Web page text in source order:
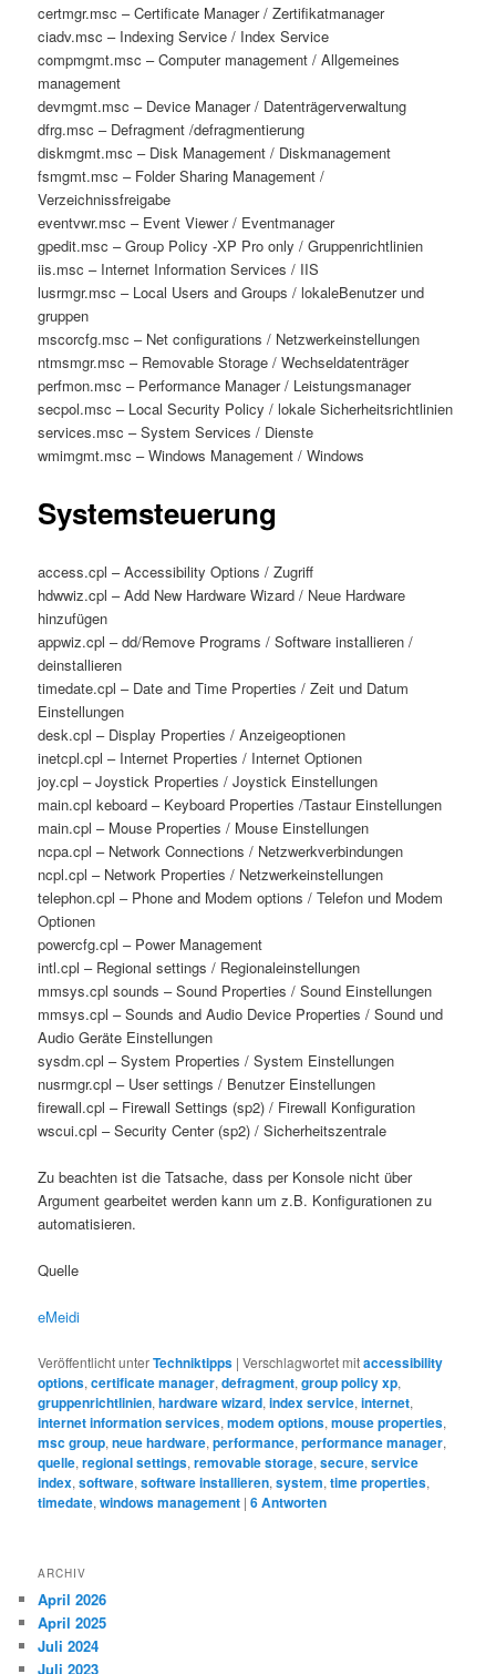
certmgr.msc – Certificate Manager / Zertifikatmanager
ciadv.msc – Indexing Service / Index Service
compmgmt.msc – Computer management / Allgemeines
management
devmgmt.msc – Device Manager / Datenträgerverwaltung
dfrg.msc – Defragment /defragmentierung
diskmgmt.msc – Disk Management / Diskmanagement
fsmgmt.msc – Folder Sharing Management /
Verzeichnissfreigabe
eventvwr.msc – Event Viewer / Eventmanager
gpedit.msc – Group Policy -XP Pro only / Gruppenrichtlinien
iis.msc – Internet Information Services / IIS
lusrmgr.msc – Local Users and Groups / lokaleBenutzer und
gruppen
mscorcfg.msc – Net configurations / Netzwerkeinstellungen
ntmsmgr.msc – Removable Storage / Wechseldatenträger
perfmon.msc – Performance Manager / Leistungsmanager
secpol.msc – Local Security Policy / lokale Sicherheitsrichtlinien
services.msc – System Services / Dienste
wmimgmt.msc – Windows Management / Windows
Systemsteuerung
access.cpl – Accessibility Options / Zugriff
hdwwiz.cpl – Add New Hardware Wizard / Neue Hardware
hinzufügen
appwiz.cpl – dd/Remove Programs / Software installieren /
deinstallieren
timedate.cpl – Date and Time Properties / Zeit und Datum
Einstellungen
desk.cpl – Display Properties / Anzeigeoptionen
inetcpl.cpl – Internet Properties / Internet Optionen
joy.cpl – Joystick Properties / Joystick Einstellungen
main.cpl keboard – Keyboard Properties /Tastaur Einstellungen
main.cpl – Mouse Properties / Mouse Einstellungen
ncpa.cpl – Network Connections / Netzwerkverbindungen
ncpl.cpl – Network Properties / Netzwerkeinstellungen
telephon.cpl – Phone and Modem options / Telefon und Modem
Optionen
powercfg.cpl – Power Management
intl.cpl – Regional settings / Regionaleinstellungen
mmsys.cpl sounds – Sound Properties / Sound Einstellungen
mmsys.cpl – Sounds and Audio Device Properties / Sound und
Audio Geräte Einstellungen
sysdm.cpl – System Properties / System Einstellungen
nusrmgr.cpl – User settings / Benutzer Einstellungen
firewall.cpl – Firewall Settings (sp2) / Firewall Konfiguration
wscui.cpl – Security Center (sp2) / Sicherheitszentrale
Zu beachten ist die Tatsache, dass per Konsole nicht über
Argument gearbeitet werden kann um z.B. Konfigurationen zu
automatisieren.
Quelle
eMeidi
Veröffentlicht unterTechniktipps |Verschlagwortet mitaccessibility
options,certificate manager,defragment,group policy xp,
gruppenrichtlinien,hardware wizard,index service,internet,
internet information services,modem options,mouse properties,
msc group,neue hardware,performance,performance manager,
quelle,regional settings,removable storage,secure,service
index,software,software installieren,system,time properties,
timedate,windows management |6Antworten
ARCHIV
April 2026
April 2025
Juli 2024
Juli 2023